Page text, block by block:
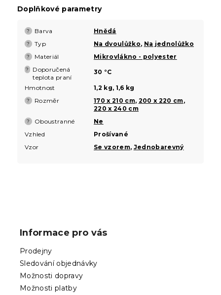
Doplňkové parametry
? Barva Hnědá
? Typ Na dvoulůžko, Na jednolůžko
? Materiál Mikrovlákno - polyester
?
Doporučená
teplota praní
30 °C
Hmotnost 1,2 kg, 1,6 kg
? Rozměr 170 x 210 cm, 200 x 220 cm,
220 x 240 cm
? Oboustranné
Ne
Vzhled
Prošívané
Vzor
Se vzorem, Jednobarevný
Informace pro vás
Prodejny
Sledování objednávky
Možnosti dopravy
Možnosti platby